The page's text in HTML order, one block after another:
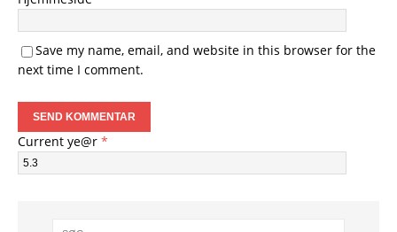
Save my name, email, and website in this browser for the
next time I comment.
Current ye@r *